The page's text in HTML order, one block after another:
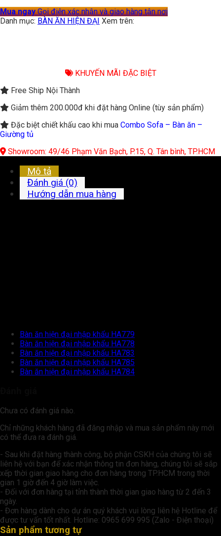
Mua ngay Gọi điện xác nhận và giao hàng tận nơi
Danh mục: BÀN ĂN HIỆN ĐẠI Xem trên:
KHUYẾN MÃI ĐẶC BIỆT
Free Ship Nội Thành
Giảm thêm 200.000đ khi đặt hàng Online (tùy sản phẩm)
Đặc biệt chiết khấu cao khi mua Combo Sofa – Bàn ăn –
Giường tủ
Showroom: 49/46 Phạm Văn Bạch, P.15, Q. Tân bình, TP.HCM
Mô tả
Đánh giá (0)
Hướng dẫn mua hàng
Bàn ăn hiện đại nhập khẩu HA779
Bàn ăn hiện đại nhập khẩu HA778
Bàn ăn hiện đại nhập khẩu HA783
Bàn ăn hiện đại nhập khẩu HA785
Bàn ăn hiện đại nhập khẩu HA784
Chưa có đánh giá nào.
Chỉ những khách hàng đã đăng nhập và mua sản phẩm này mới
có thể đưa ra đánh giá.
- Sau khi đặt hàng thành công, bộ phận CSKH của chúng tôi sẽ
liên hệ với bạn để xác nhận thông tin đơn hàng, chúng tôi sẽ sắp
xếp thời gian giao hàng cho đơn hàng trong TP.HCM trong thời
gian 1 giờ đến 4 giờ làm việc.
- Đối với đơn hàng tại tỉnh thành thời gian giao hàng từ 2 đến 3
ngày.
- Đơn hàng dành cho dự án quý khách vui lòng liên hệ Hotline để
được tư vấn tốt nhất. Hotline: 0965 699 995 (Zalo - Điện thoại)
Sản phẩm tương tự